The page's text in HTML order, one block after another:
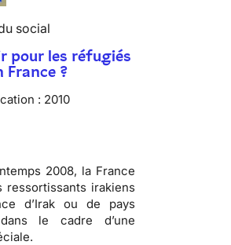
social
pour les réfugiés
France ?
: 2010
2008, la France
ressortissants irakiens
d’Irak ou de pays
le cadre d’une